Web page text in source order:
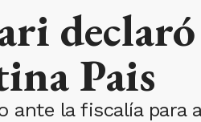
Pais
la fiscalía para